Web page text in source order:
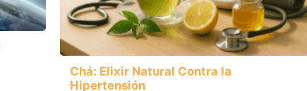
Chá: Elixir Natural Contra la
Hipertensión